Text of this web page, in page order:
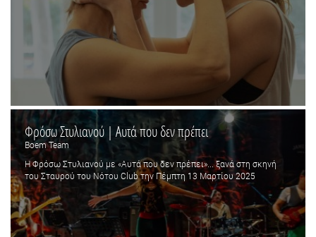
Φρόσω Στυλιανού | Αυτά που δεν πρέπει
Boem Team
Η Φρόσω Στυλιανού με «Αυτά που δεν πρέπει»... ξανά στη σκηνή
του Σταυρού του Νότου Club την Πέμπτη 13 Μαρτίου 2025